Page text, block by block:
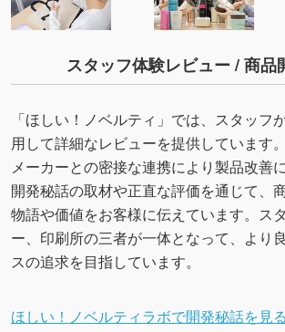
スタッフ体験レビュー / 商品
「ほしい！ノベルティ」では、スタッフ
用して詳細なレビューを提供しています。
メーカーとの密接な連携により製品改善
開発秘話の取材や正直な評価を通じて、
物語や価値をお客様に伝えています。ス
ー、印刷所の三者が一体となって、より
スの追求を目指しています。
ほしい！ノベルティラボで開発秘話を見る